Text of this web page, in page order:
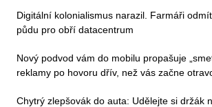
Digitální kolonialismus narazil. Farmáři
půdu pro obří datacentrum
Nový podvod vám do mobilu propašuje
reklamy po hovoru dřív, než vás začne
Chytrý zlepšovák do auta: Udělejte si držák